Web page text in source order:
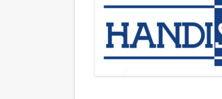
GALERIE PHOTO DE NOS
LIENS PARTENAIRES